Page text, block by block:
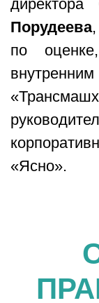
Порудеева
по
«Ясно».